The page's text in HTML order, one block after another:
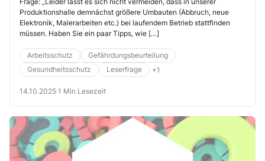
sicher gestalten?“
Produktionshalle demnächst größere Umbauten (Abbruch, neue
Elektronik, Malerarbeiten etc.) bei laufendem Betrieb stattfinden
müssen. Haben Sie ein paar Tipps, wie […]
Arbeitsschutz
Gefährdungsbeurteilung
Gesundheitsschutz
Leserfrage +1
14.10.2025·1 Min Lesezeit